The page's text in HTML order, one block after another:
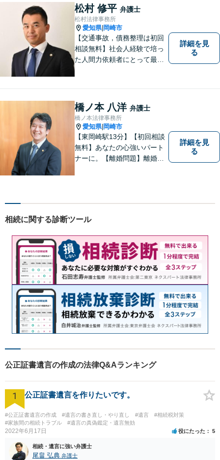
り。】【土日対応（要予
約）】
松村 修平 弁護士
松村法律事務所
愛知県| 岡崎市
【交通事故，債務整理は初回
相談無料】社会人経験で培っ
た人間力依頼者にとって最大
を追求する弁護士です。
詳細を見
る
橋ノ本 八洋 弁護士
橋ノ本法律事務所
愛知県| 岡崎市
【東岡崎駅13分】【初回相談
無料】あなたの心強いパート
ナーに。【離婚問題】離婚協
【交通事故】相談実績多数！
はお任せください
詳細を見
る
相続に関する診断ツール
公正証書遺言の作成の法律Q&Aランキング
1 公正証書遺言を作りたいです。
#公正証書遺言の作成 #遺言の書き直し・やり直し #遺言
#相続税対策
#家族間の相続トラブル
#遺言の真偽鑑定・遺言無効
2022年6月17日 役にたった 5
相続・遺言に強い弁護士
尾畠 弘典 弁護士